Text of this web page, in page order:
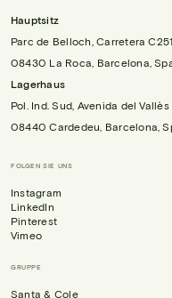
Hauptsitz
Parc de Belloch, Carretera
08430 La Roca, Barcelona,
Lagerhaus
Pol. Ind. Sud, Avenida del Vallès
08440 Cardedeu, Barcelona,
FOLGEN SIE UNS
Instagram
LinkedIn
Pinterest
Vimeo
GRUPPE
Santa & Cole